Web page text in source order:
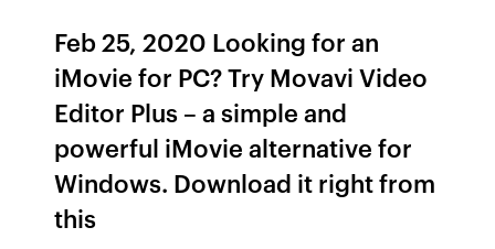
Feb 25, 2020 Looking for an
iMovie for PC? Try Movavi Video
Editor Plus – a simple and
powerful iMovie alternative for
Windows. Download it right from
this